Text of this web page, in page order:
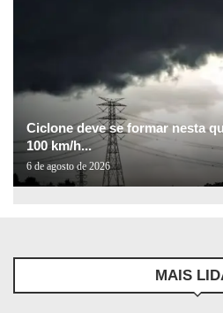
Ciclone deve se formar nesta
100 km/h...
6 de agosto de 2026
MAIS